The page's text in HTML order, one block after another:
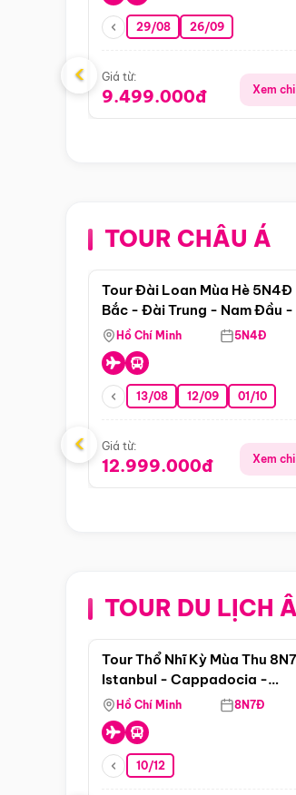
29/08 26/09
Giá từ:
9.499.000đ Xem
‹
TOUR CHÂU Á
Điểm nổi
Tour Đài Loan Mùa Hè
Bắc - Đài Trung - Nam Đầu
Hùng
Hồ Chí Minh 5N4Đ
13/08 12/09 01/10
Giá từ:
12.999.000đ Xem
‹
TOUR DU LỊCH
Điểm nổi
Tour Thổ Nhĩ Kỳ Mùa Thu
Istanbul - Cappadocia -
Pamukkale
Hồ Chí Minh 8N7Đ
10/12